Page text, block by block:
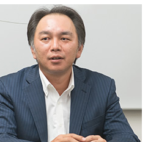
定款 認証
会社設立 税務署
株式会社 資本金
絶対的記載事項
旅行業 登録
不動産業 免許
飲食店 営業許可証
飲食店 許認可